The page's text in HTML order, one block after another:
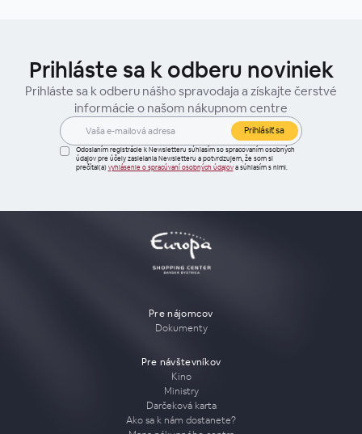
Prihláste sa k odberu noviniek
Prihláste sa k odberu nášho spravodaja a získajte čerstvé
informácie o našom nákupnom centre
Prihlásiť sa
Odoslaním registrácie k Newsletteru súhlasím so spracovaním osobných
údajov pre účely zasielania Newsletteru a potvrdzujem, že som si
prečítal(a) vyhlásenie o spracúvaní osobných údajova súhlasím s nimi.
Pre nájomcov
Dokumenty
Pre návštevníkov
Kino
Ministry
Darčeková karta
Ako sa k nám dostanete?